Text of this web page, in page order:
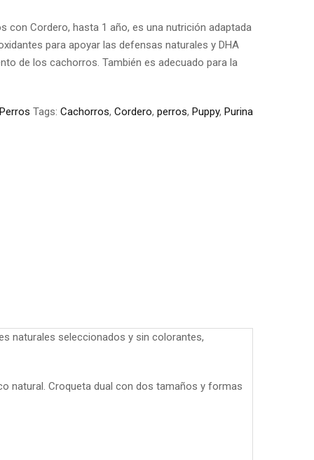
con Cordero, hasta 1 año, es una nutrición adaptada
para apoyar las defensas naturales y DHA
de los cachorros. También es adecuado para la
Perros Tags: Cachorros, Cordero, perros, Puppy, Purina
naturales seleccionados y sin colorantes,
natural. Croqueta dual con dos tamaños y formas